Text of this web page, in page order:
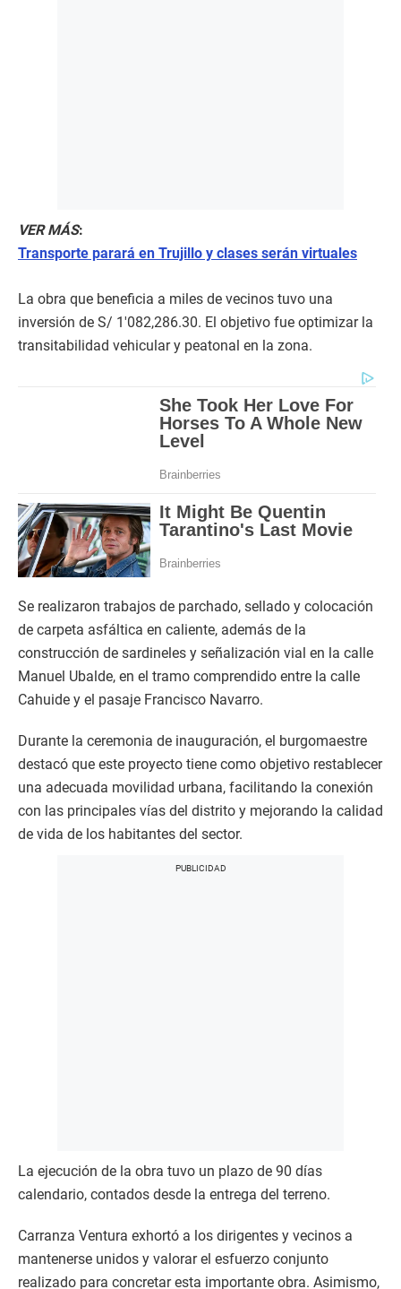
VER MÁS:
Transporte parará en Trujillo y clases serán virtuales
La obra que beneficia a miles de vecinos tuvo una
inversión de S/ 1′082,286.30. El objetivo fue optimizar la
transitabilidad vehicular y peatonal en la zona.
Se realizaron trabajos de parchado, sellado y colocación
de carpeta asfáltica en caliente, además de la
construcción de sardineles y señalización vial en la calle
Manuel Ubalde, en el tramo comprendido entre la calle
Cahuide y el pasaje Francisco Navarro.
Durante la ceremonia de inauguración, el burgomaestre
destacó que este proyecto tiene como objetivo restablecer
una adecuada movilidad urbana, facilitando la conexión
con las principales vías del distrito y mejorando la calidad
de vida de los habitantes del sector.
La ejecución de la obra tuvo un plazo de 90 días
calendario, contados desde la entrega del terreno.
Carranza Ventura exhortó a los dirigentes y vecinos a
mantenerse unidos y valorar el esfuerzo conjunto
realizado para concretar esta importante obra. Asimismo,